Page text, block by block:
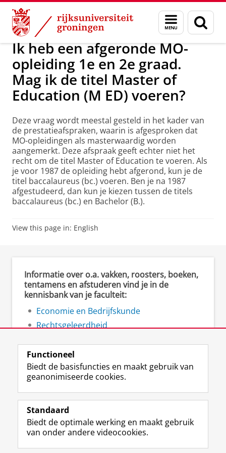
Skip
Content
Skip
Navigation
Menu
en
zoeken
Onderwijs Titulatuur / graden
Ik heb een afgeronde MO-
opleiding 1e en 2e graad.
Mag ik de titel Master of
Education (M ED) voeren?
Deze vraag wordt meestal gesteld in het kader van
de prestatieafspraken, waarin is afgesproken dat
MO-opleidingen als masterwaardig worden
aangemerkt. Deze afspraak geeft echter niet het
recht om de titel Master of Education te voeren. Als
je voor 1987 de opleiding hebt afgerond, kun je de
titel baccalaureus (bc.) voeren. Ben je na 1987
afgestudeerd, dan kun je kiezen tussen de titels
baccalaureus (bc.) en Bachelor (B.).
View this page in: English
Informatie over o.a. vakken, roosters, boeken,
tentamens en afstuderen vind je in de
kennisbank van je faculteit:
Economie en Bedrijfskunde
Rechtsgeleerdheid
Volg de RUG
F
a
e
b
L
i
k
e
R
S
-
f
I
n
t
Y
o
T
Studiekiezers
Functioneel
Biedt de basisfuncties en maakt gebruik van
geanonimiseerde cookies.
Standaard
Biedt de optimale werking en maakt gebruik
van onder andere videocookies.